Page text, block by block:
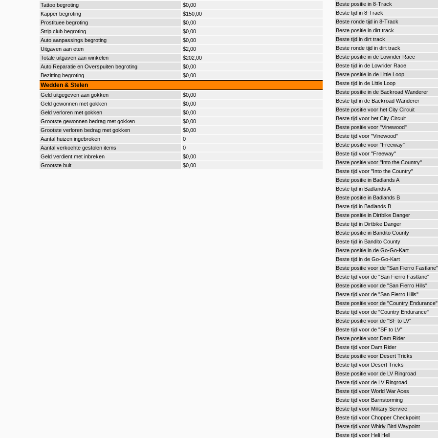
Tattoo begroting
$0,00
Kapper begroting
$150,00
Prostituee begroting
$0,00
Strip club begroting
$0,00
Auto aanpassings begroting
$0,00
Uitgaven aan eten
$2,00
Totale uitgaven aan winkelen
$202,00
Auto Reparatie en Overspuiten begroting
$0,00
Bezitting begroting
$0,00
Wedden & Stelen
Geld uitgegeven aan gokken
$0,00
Geld gewonnen met gokken
$0,00
Geld verloren met gokken
$0,00
Grootste gewonnen bedrag met gokken
$0,00
Grootste verloren bedrag met gokken
$0,00
Aantal huizen ingebroken
0
Aantal verkochte gestolen items
0
Geld verdient met inbreken
$0,00
Grootste buit
$0,00
Beste positie in 8-Track
Beste tijd in 8-Track
Beste ronde tijd in 8-Track
Beste positie in dirt track
Beste tijd in dirt track
Beste ronde tijd in dirt track
Beste positie in de Lowrider Race
Beste tijd in de Lowrider Race
Beste positie in de Little Loop
Beste tijd in de Little Loop
Beste positie in de Backroad Wanderer
Beste tijd in de Backroad Wanderer
Beste positie voor het City Circuit
Beste tijd voor het City Circuit
Beste positie voor "Vinewood"
Beste tijd voor "Vinewood"
Beste positie voor "Freeway"
Beste tijd voor "Freeway"
Beste positie voor "Into the Country"
Beste tijd voor "Into the Country"
Beste positie in Badlands A
Beste tijd in Badlands A
Beste positie in Badlands B
Beste tijd in Badlands B
Beste positie in Dirtbike Danger
Beste tijd in Dirtbike Danger
Beste positie in Bandito County
Beste tijd in Bandito County
Beste positie in de Go-Go-Kart
Beste tijd in de Go-Go-Kart
Beste positie voor de "San Fierro Fastlane"
Beste tijd voor de "San Fierro Fastlane"
Beste positie voor de "San Fierro Hills"
Beste tijd voor de "San Fierro Hills"
Beste positie voor de "Country Endurance"
Beste tijd voor de "Country Endurance"
Beste positie voor de "SF to LV"
Beste tijd voor de "SF to LV"
Beste positie voor Dam Rider
Beste tijd voor Dam Rider
Beste positie voor Desert Tricks
Beste tijd voor Desert Tricks
Beste positie voor de LV Ringroad
Beste tijd voor de LV Ringroad
Beste tijd voor World War Aces
Beste tijd voor Barnstorming
Beste tijd voor Military Service
Beste tijd voor Chopper Checkpoint
Beste tijd voor Whirly Bird Waypoint
Beste tijd voor Heli Hell